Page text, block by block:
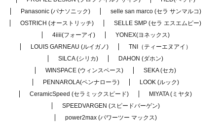
Panasonic (パナソニック)
selle san marco (セラ サンマルコ)
OSTRICH (オーストリッチ)
SELLE SMP (セラ エスエムピー)
4iiii(フォーアイ)
YONEX(ヨネックス)
LOUIS GARNEAU (ルイガノ)
TNI（ティーエヌアイ）
SILCA (シリカ)
DAHON (ダホン)
WINSPACE (ウィンスペース)
SEKA (セカ)
PENNAROLA(ペンナローラ)
LOOK (ルック)
CeramicSpeed (セラミックスピード)
MIYATA (ミヤタ)
SPEEDVARGEN (スピードバーゲン)
power2max (パワーツー マックス)